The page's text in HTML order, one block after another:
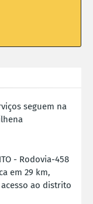
seguem na
- Rodovia-458
em 29 km,
ao distrito